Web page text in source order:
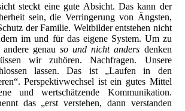
steckt eine gute Absicht. Das kann der
sein, die Verringerung von Ängsten,
der Familie. Weltbilder entstehen nicht
im und für das eigene System. Um zu
genau so und nicht anders denken
wir zuhören. Nachfragen. Unsere
lassen. Das ist „Laufen in den
Perspektivwechsel ist ein gutes Mittel
und wertschätzende Kommunikation.
das „erst verstehen, dann verstanden